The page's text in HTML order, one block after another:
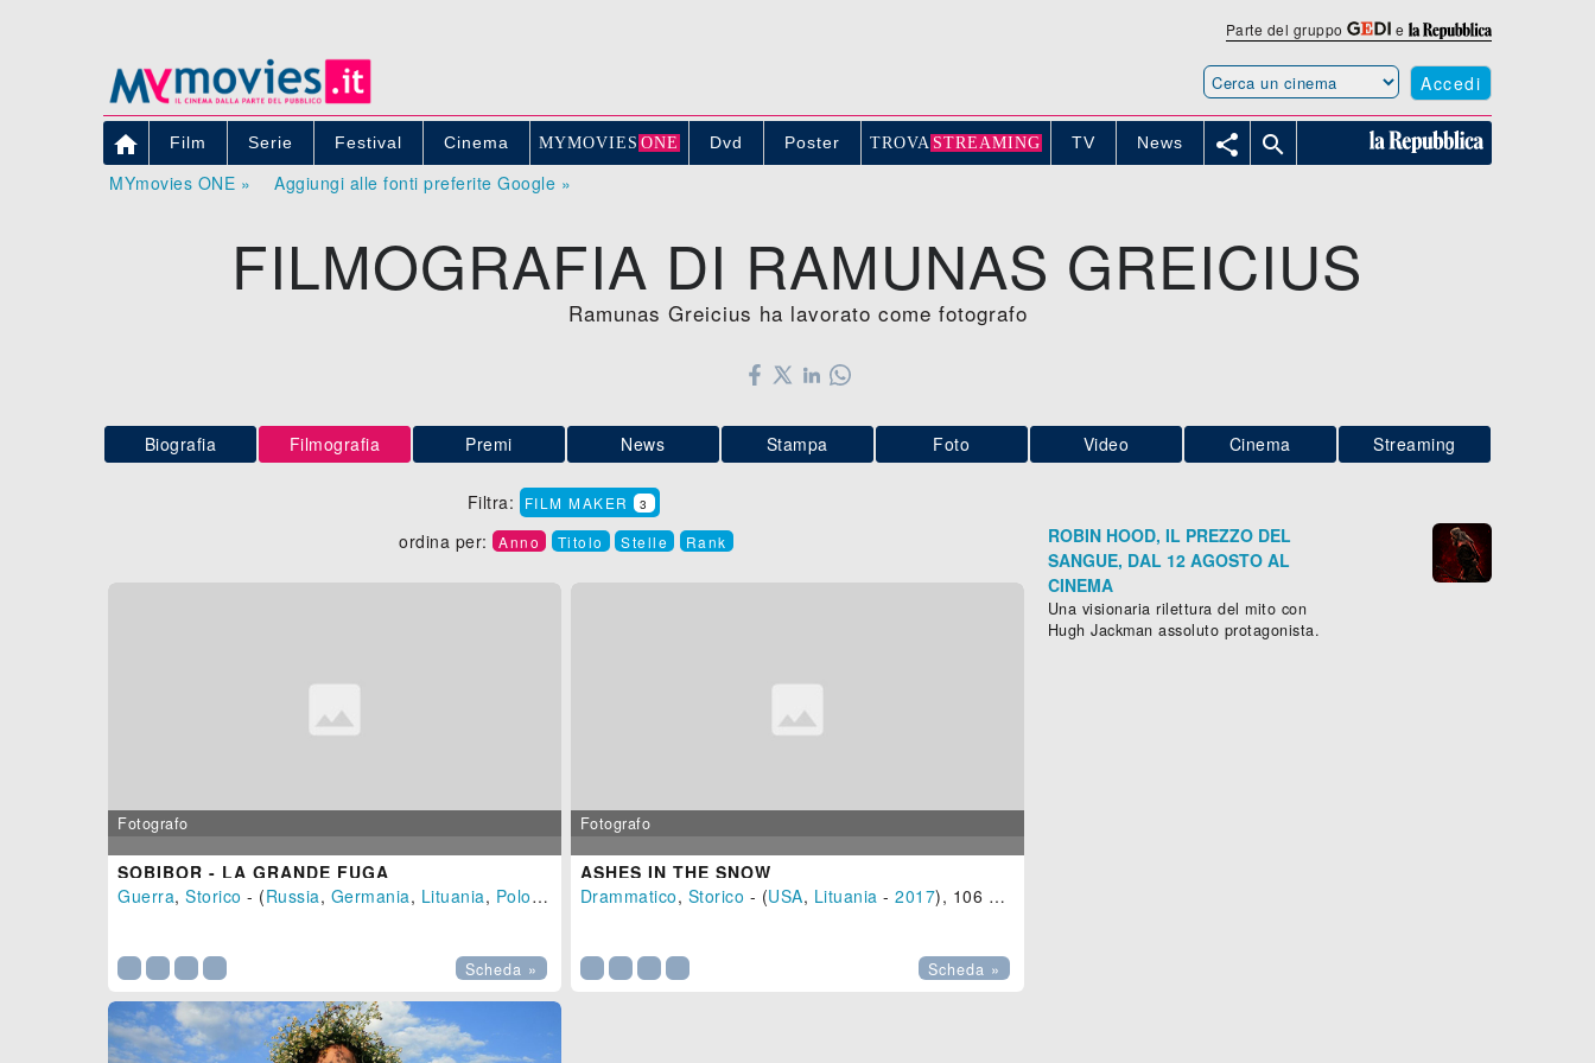
Parte del gruppo e
Accedi
 Film Serie Festival Cinema MYMOVIE S ONE Dvd Poster TROVA STREAMING TV News  
MYmovies ONE » Aggiungi alle fonti preferite Google »
FILMOGRAFIA DI RAMUNAS GREICIUS
Ramunas Greicius ha lavorato come fotografo
Biografia Filmografia Premi News Stampa Foto Video Cinema Streaming
Filtra: FILM MAKER 3
ordina per: Anno Titolo Stelle Rank
Fotografo
SOBIBOR - LA GRANDE FUGA
Guerra, Storico - (Russia, Germania, Lituania, Polonia 2018), 118 min.
Scheda »
Fotografo
ASHES IN THE SNOW
Drammatico, Storico - (USA, Lituania -2017), 106 min.
Scheda »
ROBIN HOOD, IL PREZZO DEL
SANGUE, DAL 12 AGOSTO AL
CINEMA
Una visionaria rilettura del mito con
Hugh Jackman assoluto protagonista.